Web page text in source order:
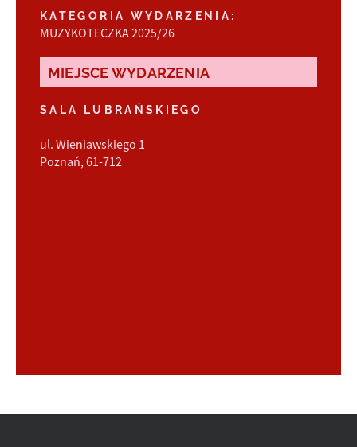
KATEGORIA WYDARZENIA:
MUZYKOTECZKA 2025/26
MIEJSCE WYDARZENIA
SALA LUBRAŃSKIEGO
ul. Wieniawskiego 1
Poznań, 61-712